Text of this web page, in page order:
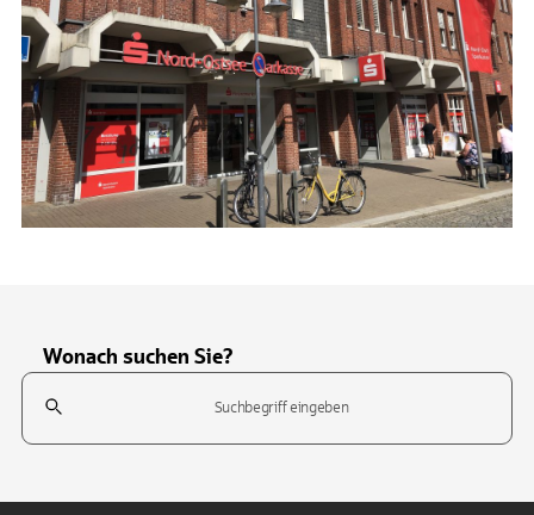
Wonach suchen Sie?
Suchfeld